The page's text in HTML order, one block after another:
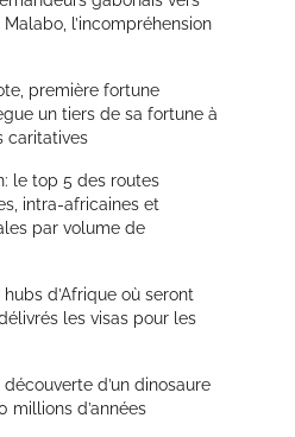
l’incompréhension
première fortune
un tiers de sa fortune à
caritatives
le top 5 des routes
intra-africaines et
par volume de
d’Afrique où seront
les visas pour les
d’un dinosaure
millions d’années